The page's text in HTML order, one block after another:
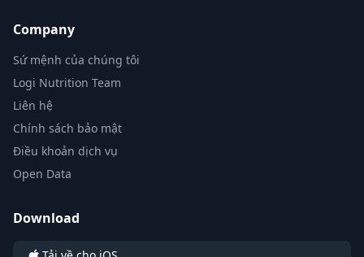
Company
Sứ mệnh của chúng tôi
Logi Nutrition Team
Liên hệ
Chính sách bảo mật
Điều khoản dịch vụ
Open Data
Download